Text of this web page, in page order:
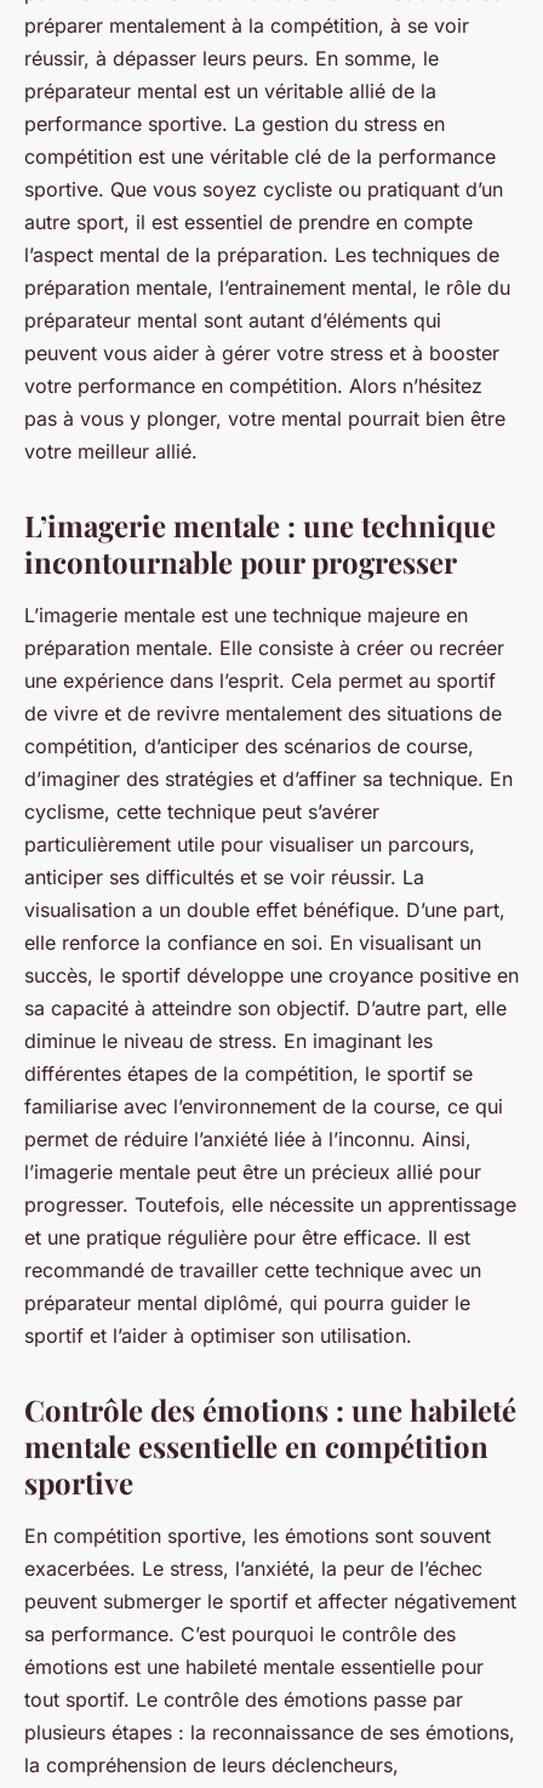
préparer mentalement à la compétition, à se voir
réussir, à dépasser leurs peurs. En somme, le
préparateur mental est un véritable allié de la
performance sportive. La gestion du stress en
compétition est une véritable clé de la performance
sportive. Que vous soyez cycliste ou pratiquant d’un
autre sport, il est essentiel de prendre en compte
l’aspect mental de la préparation. Les techniques de
préparation mentale, l’entrainement mental, le rôle du
préparateur mental sont autant d’éléments qui
peuvent vous aider à gérer votre stress et à booster
votre performance en compétition. Alors n’hésitez
pas à vous y plonger, votre mental pourrait bien être
votre meilleur allié.
L’imagerie mentale : une technique
incontournable pour progresser
L’imagerie mentale est une technique majeure en
préparation mentale. Elle consiste à créer ou recréer
une expérience dans l’esprit. Cela permet au sportif
de vivre et de revivre mentalement des situations de
compétition, d’anticiper des scénarios de course,
d’imaginer des stratégies et d’affiner sa technique. En
cyclisme, cette technique peut s’avérer
particulièrement utile pour visualiser un parcours,
anticiper ses difficultés et se voir réussir. La
visualisation a un double effet bénéfique. D’une part,
elle renforce la confiance en soi. En visualisant un
succès, le sportif développe une croyance positive en
sa capacité à atteindre son objectif. D’autre part, elle
diminue le niveau de stress. En imaginant les
différentes étapes de la compétition, le sportif se
familiarise avec l’environnement de la course, ce qui
permet de réduire l’anxiété liée à l’inconnu. Ainsi,
l’imagerie mentale peut être un précieux allié pour
progresser. Toutefois, elle nécessite un apprentissage
et une pratique régulière pour être efficace. Il est
recommandé de travailler cette technique avec un
préparateur mental diplômé, qui pourra guider le
sportif et l’aider à optimiser son utilisation.
Contrôle des émotions : une habileté
mentale essentielle en compétition
sportive
En compétition sportive, les émotions sont souvent
exacerbées. Le stress, l’anxiété, la peur de l’échec
peuvent submerger le sportif et affecter négativement
sa performance. C’est pourquoi le contrôle des
émotions est une habileté mentale essentielle pour
tout sportif. Le contrôle des émotions passe par
plusieurs étapes : la reconnaissance de ses émotions,
la compréhension de leurs déclencheurs,